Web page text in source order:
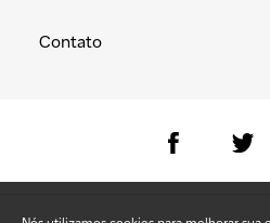
Contato